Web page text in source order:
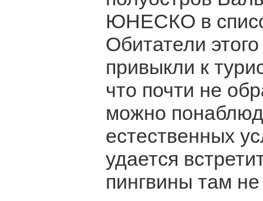
ЮНЕСКО в
Обитатели
привыкли к
что почти не
можно
естественных
удается
пингвины там